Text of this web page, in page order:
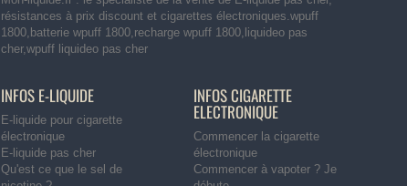
résistances à prix discount et cigarettes électroniques.wpuff
1800,batterie wpuff 1800,recharge wpuff 1800,liquideo pas
cher,wpuff liquideo pas cher
INFOS E-LIQUIDE
E-liquide pour cigarette
électronique
E-liquide pas cher
Qu'est ce que le sel de
INFOS CIGARETTE
ELECTRONIQUE
Commencer la cigarette
électronique
Commencer à vapoter ? Je